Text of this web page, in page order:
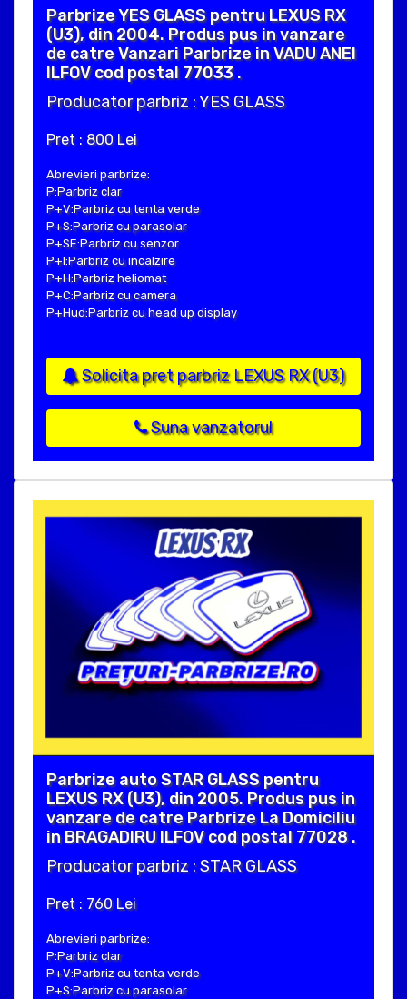
Parbrize YES GLASS pentru LEXUS RX
(U3), din 2004. Produs pus in vanzare
de catre Vanzari Parbrize in VADU ANEI
ILFOV cod postal 77033 .
Producator parbriz : YES GLASS
Pret : 800 Lei
Abrevieri parbrize:
P:Parbriz clar
P+V:Parbriz cu tenta verde
P+S:Parbriz cu parasolar
P+SE:Parbriz cu senzor
P+I:Parbriz cu incalzire
P+H:Parbriz heliomat
P+C:Parbriz cu camera
P+Hud:Parbriz cu head up display
Solicita pret parbriz LEXUS RX (U3)
Suna vanzatorul
Parbrize auto STAR GLASS pentru
LEXUS RX (U3), din 2005. Produs pus in
vanzare de catre Parbrize La Domiciliu
in BRAGADIRU ILFOV cod postal 77028 .
Producator parbriz : STAR GLASS
Pret : 760 Lei
Abrevieri parbrize:
P:Parbriz clar
P+V:Parbriz cu tenta verde
P+S:Parbriz cu parasolar